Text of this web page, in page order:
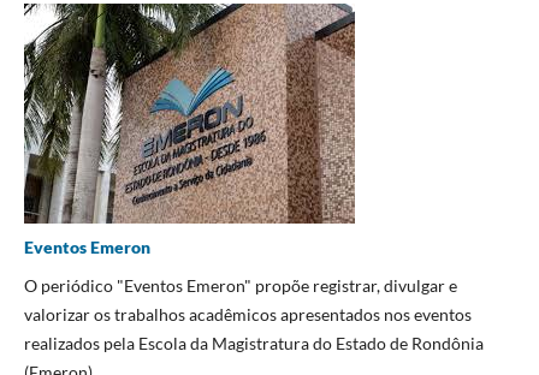
Eventos Emeron
O periódico "Eventos Emeron" propõe registrar, divulgar e
valorizar os trabalhos acadêmicos apresentados nos eventos
realizados pela Escola da Magistratura do Estado de Rondônia